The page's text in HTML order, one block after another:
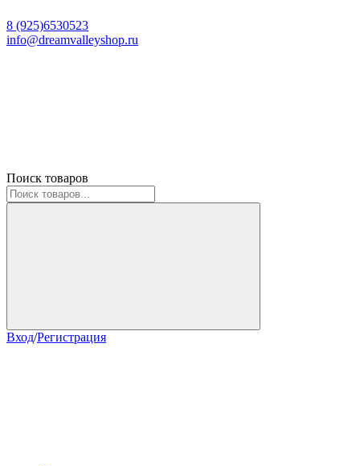
8 (925)6530523
info@dreamvalleyshop.ru
Поиск товаров
Вход/Регистрация